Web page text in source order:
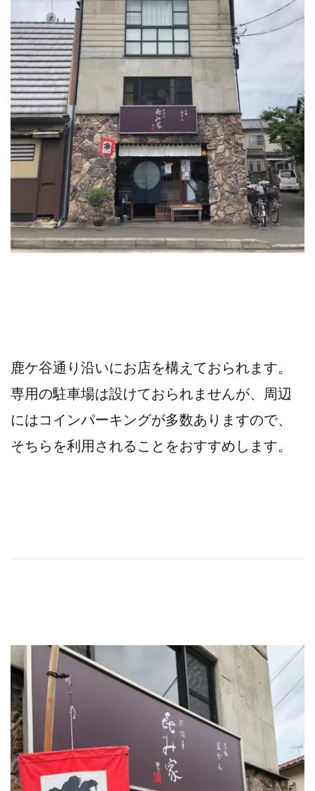
鹿ケ谷通り沿いにお店を構えておられます。
専用の駐車場は設けておられませんが、周辺
にはコインパーキングが多数ありますので、
そちらを利用されることをおすすめします。